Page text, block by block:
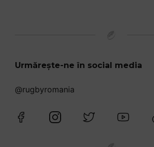
Urmărește-ne în social media
@rugbyromania